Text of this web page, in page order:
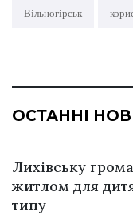
Вільногірськ
ОСТАННІ
Лихівську
житлом для
типу